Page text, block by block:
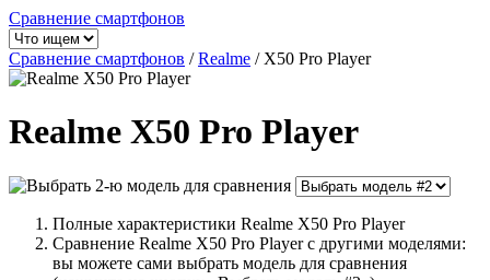
Сравнение смартфонов
Сравнение смартфонов /Realme / X50 Pro Player
Realme X50 Pro Player
Полные характеристики Realme X50 Pro Player
Сравнение Realme X50 Pro Player с другими моделями:
вы можете сами выбрать модель для сравнения